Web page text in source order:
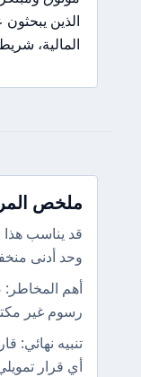
الذين
المالية،
ملخص
قد يناسب
وحد أدنى
أهم
رسوم غير
تنبيه نهائي:
أي قرار